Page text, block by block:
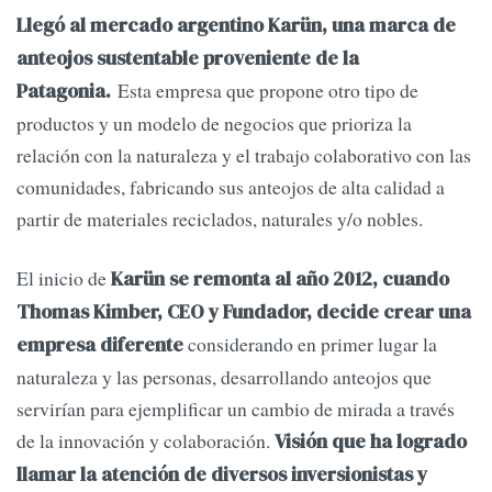
Llegó al mercado argentino Karün, una marca de
anteojos sustentable proveniente de la
Patagonia. Esta empresa que propone otro tipo de
productos y un modelo de negocios que prioriza la
relación con la naturaleza y el trabajo colaborativo con las
comunidades, fabricando sus anteojos de alta calidad a
partir de materiales reciclados, naturales y/o nobles.
El inicio deKarün se remonta al año 2012, cuando
Thomas Kimber, CEO y Fundador, decide crear una
empresa diferenteconsiderando en primer lugar la
naturaleza y las personas, desarrollando anteojos que
servirían para ejemplificar un cambio de mirada a través
de la innovación y colaboración. Visión que ha logrado
llamar la atención de diversos inversionistas y